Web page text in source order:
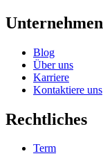
Unternehmen
Blog
Über uns
Karriere
Kontaktiere uns
Rechtliches
Term